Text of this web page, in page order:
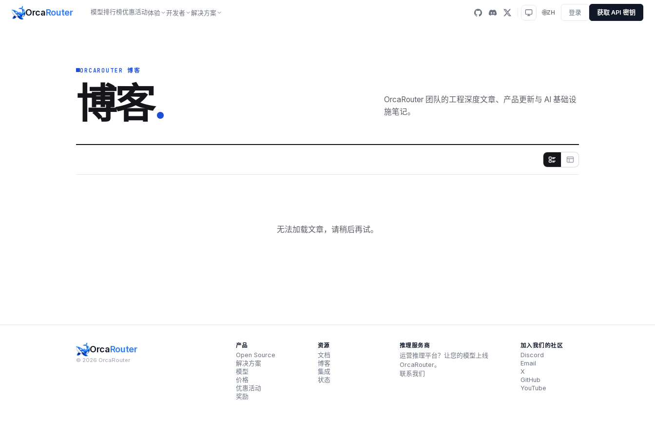
OrcaRouter 模型排行榜优惠活动体验 开发者 解决方案 🌐ZH 登录 获取 API 密钥
ORCAROUTER 博客
博客
OrcaRouter 团队的工程深度文章、产品更新与 AI 基础设
施笔记。
无法加载文章，请稍后再试。
OrcaRouter
© 2026 OrcaRouter
产品
Open Source
解决方案
模型
价格
优惠活动
奖励
资源
文档
博客
集成
状态
推理服务商
运营推理平台？让您的模型上线
OrcaRouter。
联系我们
加入我们的社区
Discord
Email
X
GitHub
YouTube